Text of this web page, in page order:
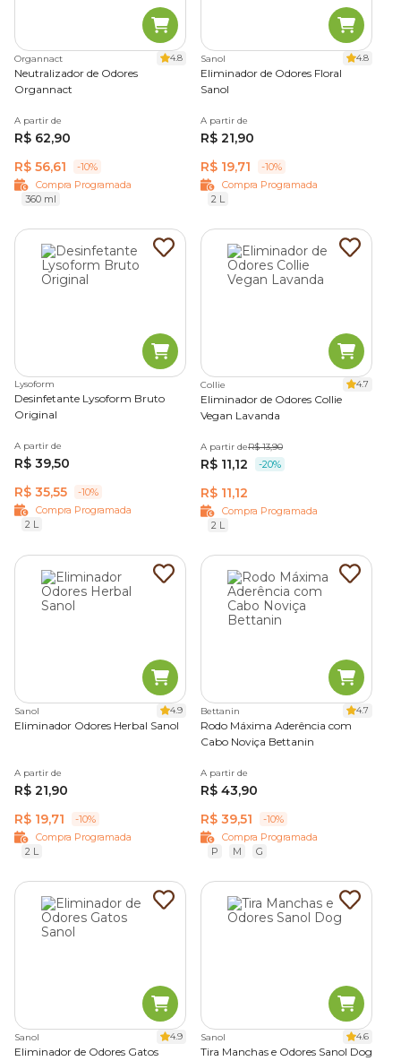
Organnact 4.8
Neutralizador de Odores
Organnact
A partir de
R$ 62,90
R$ 56,61
-10%
Compra Programada
360 ml
Sanol 4.8
Eliminador de Odores Floral
Sanol
A partir de
R$ 21,90
R$ 19,71
-10%
Compra Programada
2 L
Lysoform
Desinfetante Lysoform Bruto
Original
A partir de
R$ 39,50
R$ 35,55
-10%
Compra Programada
2 L
Collie 4.7
Eliminador de Odores Collie
Vegan Lavanda
A partir deR$ 13,90
R$ 11,12 -20%
R$ 11,12
Compra Programada
2 L
Sanol 4.9
Eliminador Odores Herbal Sanol
A partir de
R$ 21,90
R$ 19,71
-10%
Compra Programada
2 L
Bettanin 4.7
Rodo Máxima Aderência com
Cabo Noviça Bettanin
A partir de
R$ 43,90
R$ 39,51
-10%
Compra Programada
P
M G
Sanol 4.9
Eliminador de Odores Gatos
Sanol 4.6
Tira Manchas e Odores Sanol Dog